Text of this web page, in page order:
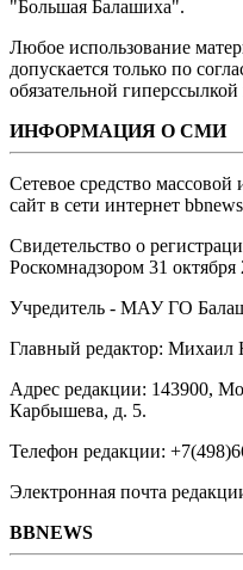
"Большая Балашиха".
Любое использование
допускается только по
обязательной
ИНФОРМАЦИЯ О СМИ
Сетевое средство
сайт в сети интернет
Свидетельство о
Роскомнадзором 31 октября
Учредитель - МАУ ГО
Главный редактор: Михаил
Адрес редакции: 143900,
Карбышева, д. 5.
Телефон редакции:
Электронная почта
BBNEWS